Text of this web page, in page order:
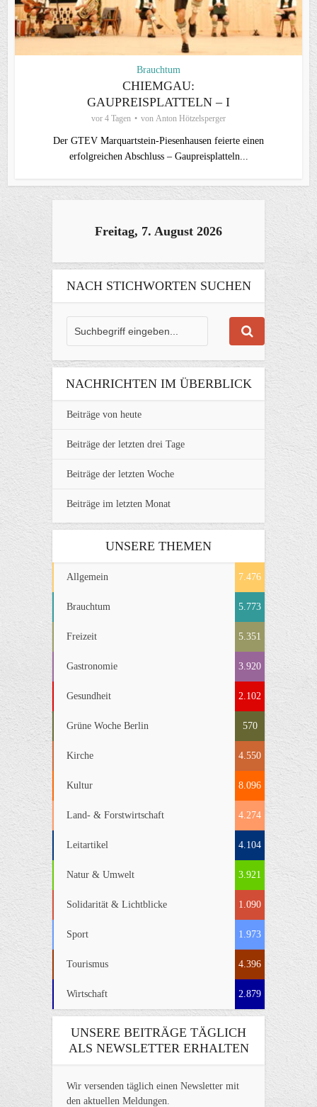
Brauchtum
CHIEMGAU:
GAUPREISPLATTELN – I
vor 4 Tagen von Anton Hötzelsperger
Der GTEV Marquartstein-Piesenhausen feierte einen
erfolgreichen Abschluss – Gaupreisplatteln...
Freitag, 7. August 2026
NACH STICHWORTEN SUCHEN
NACHRICHTEN IM ÜBERBLICK
Beiträge von heute
Beiträge der letzten drei Tage
Beiträge der letzten Woche
Beiträge im letzten Monat
UNSERE THEMEN
Allgemein 7.476
Brauchtum 5.773
Freizeit 5.351
Gastronomie 3.920
Gesundheit 2.102
Grüne Woche Berlin 570
Kirche 4.550
Kultur 8.096
Land- & Forstwirtschaft 4.274
Leitartikel 4.104
Natur & Umwelt 3.921
Solidarität & Lichtblicke 1.090
Sport 1.973
Tourismus 4.396
Wirtschaft 2.879
UNSERE BEITRÄGE TÄGLICH
ALS NEWSLETTER ERHALTEN
Wir versenden täglich einen Newsletter mit
den aktuellen Meldungen.